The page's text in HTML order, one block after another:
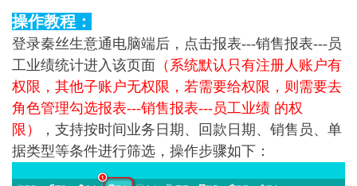
操作教程：
登录秦丝生意通电脑端后，点击报表---销售报表---员
工业绩统计进入该页面 （ 系统默认只有注册人账户有
权限，其他子账户无权限，若需要给权限，则需要去
角色管理勾选报表---销售报表---员工业绩 的权
限）
，支持按时间业务日期、回款日期、销售员、单
据类型等条件进行筛选，操作步骤如下：